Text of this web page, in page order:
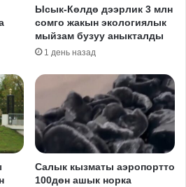
Ысык-Көлдө дээрлик 3 млн
сомго жакын экологиялык
мыйзам бузуу аныкталды
1 день назад
Салык кызматы аэропортто
100дөн ашык норка